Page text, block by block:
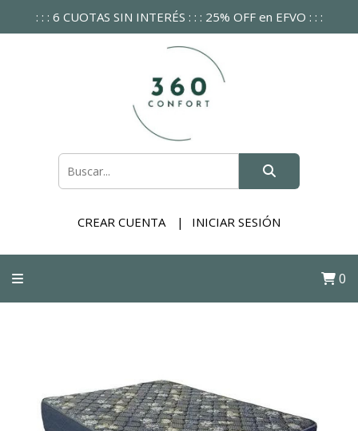
: : : 6 CUOTAS SIN INTERÉS : : : 25% OFF en EFVO : : :
CREAR CUENTA INICIAR SESIÓN
0